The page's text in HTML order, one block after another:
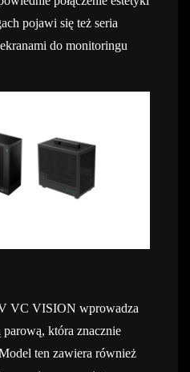
pojawi się też seria
do monitoringu
VC VISION wprowadza
która znacznie
ten zawiera również